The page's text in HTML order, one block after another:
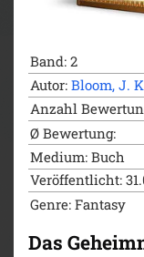
Band: 2
Autor: Bloom, J.
Anzahl
Ø Bewertung:
Medium: Buch
Veröffentlicht:
Genre: Fantasy
Das